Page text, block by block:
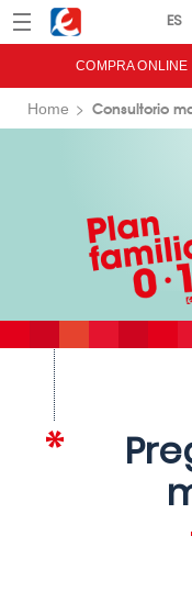
Menú Eroski
COMPRA ONLINE
Home Consultorio